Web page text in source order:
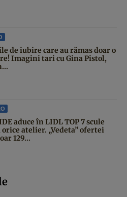
de iubire care au rămas doar o
Imagini tari cu Gina Pistol,
aduce în LIDL TOP 7 scule
atelier. „Vedeta” ofertei
129...